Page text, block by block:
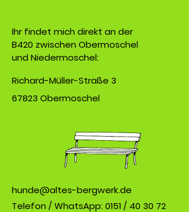
Ihr findet mich direkt an der
B420 zwischen Obermoschel
und Niedermoschel:
Richard-Müller-Straße 3
67823 Obermoschel
hunde@altes-bergwerk.de
Telefon / WhatsApp: 0151 / 40 30 72